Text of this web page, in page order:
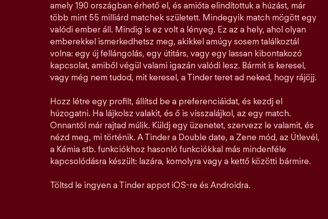
amely 190 országban érhető el, és amióta elindítottuk a húzást, már
több mint 55 milliárd matchek született. Mindegyik match mögött egy
valódi ember áll. Mindig is ez volt a lényeg. Ez az a hely, ahol olyan
emberekkel ismerkedhetsz meg, akikkel amúgy sosem találkoztál
volna: egy új fellángolás, egy útitárs, vagy egy lassan kibontakozó
kapcsolat, amiből végül valami igazán valódi lesz. Bármit is keresel,
vagy még nem tudod, mit keresel, a Tinder teret ad neked, hogy rájöjj.
Hozz létre egy profilt, állítsd be a preferenciáidat, és kezdj el
húzogatni. Ha lájkolsz valakit, és ő is visszalájkol, az egy match.
Onnantól már rajtad múlik. Küldj egy üzenetet, szervezz le valamit, és
nézd meg, mi történik. A Tinder a Double date, a Zene mód, az Útlevél,
a Kémia stb. funkciókhoz hasonló funkciókkal más mindenféle
kapcsolódásra készült: lazára, komolyra vagy a kettő közötti bármire.
Töltsd le ingyen a Tinder appot iOS-re és Androidra.